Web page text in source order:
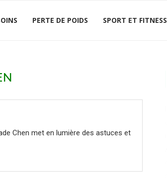
PERTE DE POIDS SPORT ET FITNESS
Chen met en lumière des astuces et